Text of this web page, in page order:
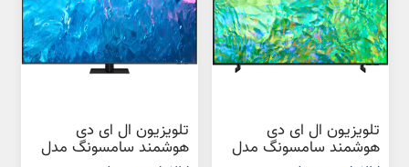
تلویزیون ال ای دی
هوشمند سامسونگ مدل
تلویزیون ال ای دی
هوشمند سامسونگ مدل